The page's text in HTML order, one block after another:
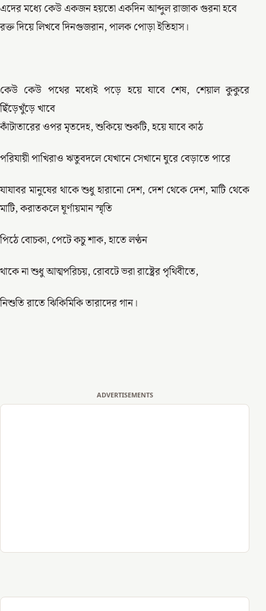
এদের মধ্যে কেউ একজন হয়তো একদিন আব্দুল রাজাক গুরনা হবে
রক্ত দিয়ে লিখবে দিনগুজরান, পালক পোড়া ইতিহাস।
কেউ কেউ পথের মধ্যেই পড়ে হয়ে যাবে শেষ, শেয়াল কুকুরে
ছিঁড়েখুঁড়ে খাবে
কাঁটাতারের ওপর মৃতদেহ, শুকিয়ে শুকটি, হয়ে যাবে কাঠ
পরিযায়ী পাখিরাও ঋতুবদলে যেখানে সেখানে ঘুরে বেড়াতে পারে
যাযাবর মানুষের থাকে শুধু হারানো দেশ, দেশ থেকে দেশ, মাটি থেকে
মাটি, করাতকলে ঘূর্ণায়মান স্মৃতি
পিঠে বোচকা, পেটে কচু শাক, হাতে লণ্ঠন
থাকে না শুধু আত্মপরিচয়, রোবটে ভরা রাষ্ট্রের পৃথিবীতে,
নিশুতি রাতে ঝিকিমিকি তারাদের গান।
ADVERTISEMENTS